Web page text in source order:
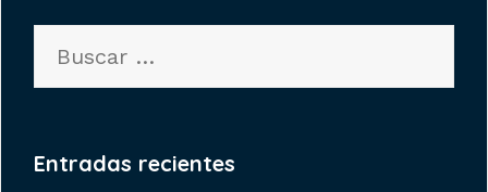
Entradas recientes